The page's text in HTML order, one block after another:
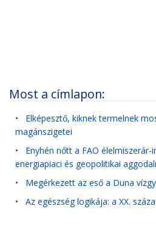
Most a címlapon:
• Elképesztő, kiknek termelnek
magánszigetei
• Enyhén nőtt a FAO élelmiszerár-
energiapiaci és geopolitikai
• Megérkezett az eső a Duna
• Az egészség logikája: a XX.